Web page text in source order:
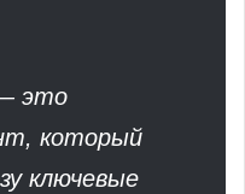
это
который
ключевые